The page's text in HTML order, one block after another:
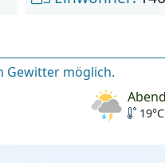
Gewitter möglich.
19°C